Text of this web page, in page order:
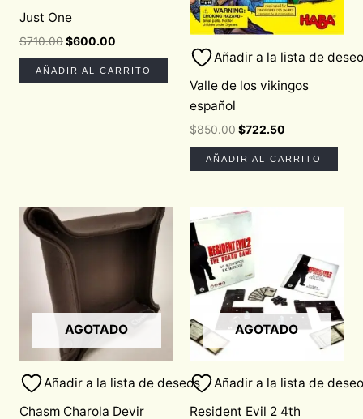
Just One
$710.00$600.00
AÑADIR AL CARRITO
Añadir a la lista de
Valle de los vikingos
español
$850.00$722.50
AÑADIR AL CARRITO
AGOTADO
Añadir a la lista de deseos
Chasm Charola Devir
AGOTADO
Añadir a la lista de
Resident Evil 2 4th